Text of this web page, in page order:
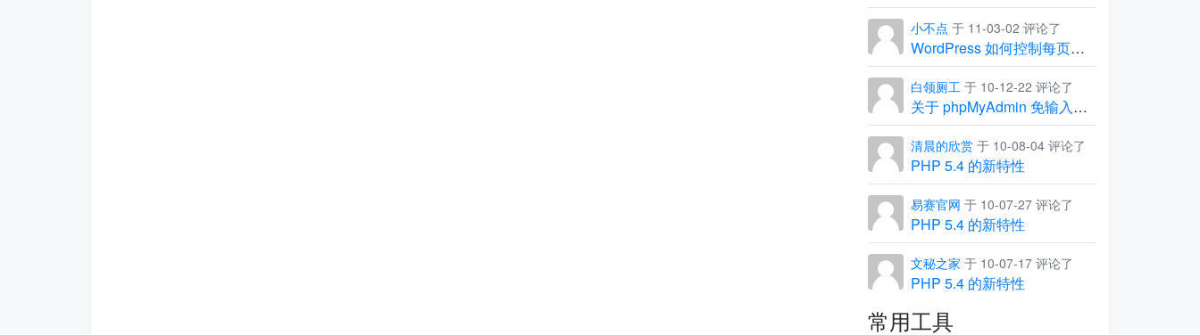
小不点 于 11-03-02 评论了
WordPress 如何控制每页显示的条数
白领厕工 于 10-12-22 评论了
关于 phpMyAdmin 免输入用户名和密码，直接进入管理界面
清晨的欣赏 于 10-08-04 评论了
PHP 5.4 的新特性
易赛官网 于 10-07-27 评论了
PHP 5.4 的新特性
文秘之家 于 10-07-17 评论了
PHP 5.4 的新特性
常用工具